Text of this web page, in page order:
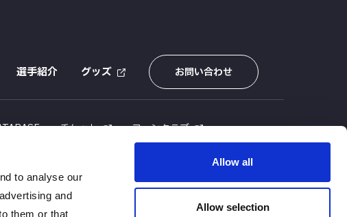
to analyse our
and
them or that
Allow all
Allow selection
選手紹介 グッズ お問い合わせ
チケット ファンクラブ